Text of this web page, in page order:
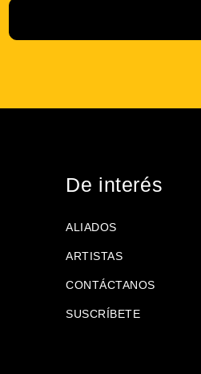
De interés
ALIADOS
ARTISTAS
CONTÁCTANOS
SUSCRÍBETE